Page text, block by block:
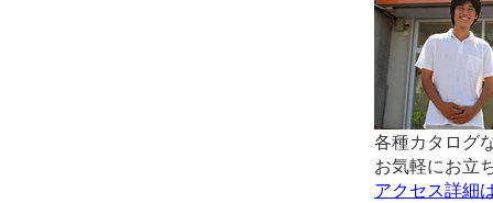
各種カタログ
お気軽にお立
アクセス詳細